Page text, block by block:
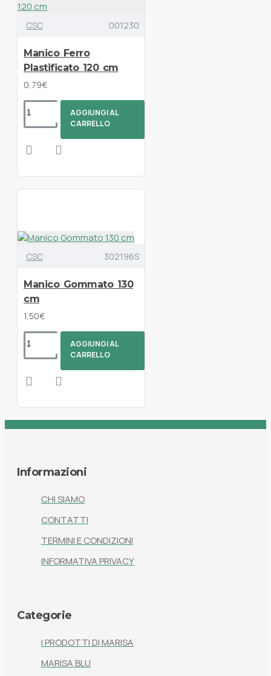
CSC 001230
Manico Ferro
Plastificato 120 cm
0,79€
AGGIUNGI AL
CARRELLO
CSC 302196S
Manico Gommato 130
cm
1,50€
AGGIUNGI AL
CARRELLO
Informazioni
CHI SIAMO
CONTATTI
TERMINI E CONDIZIONI
INFORMATIVA PRIVACY
Categorie
I PRODOTTI DI MARISA
MARISA BLU